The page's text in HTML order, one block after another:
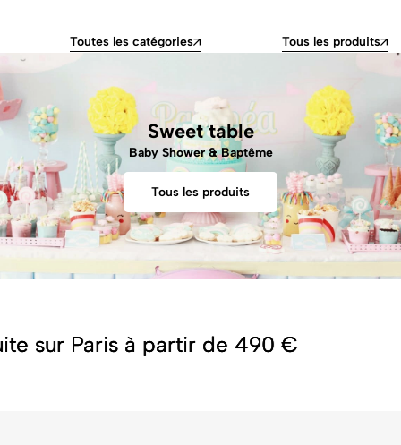
Toutes les catégories Tous les produits
Sweet table
Baby Shower & Baptême
Tous les produits
490 €
490 €
490 €